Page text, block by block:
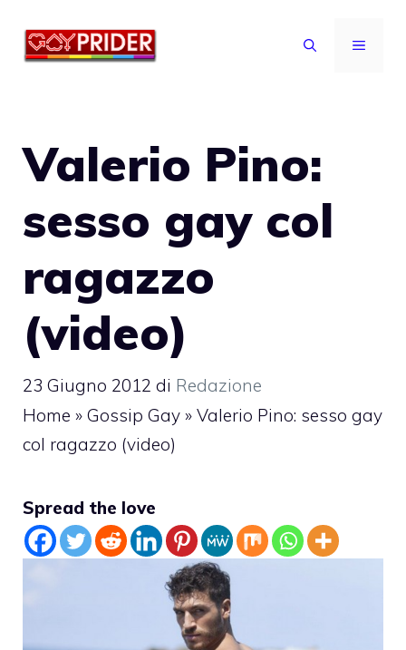
MENU
Valerio Pino:
sesso gay col
ragazzo
(video)
23 Giugno 2012 di Redazione
Home » Gossip Gay » Valerio Pino: sesso gay
col ragazzo (video)
Spread the love